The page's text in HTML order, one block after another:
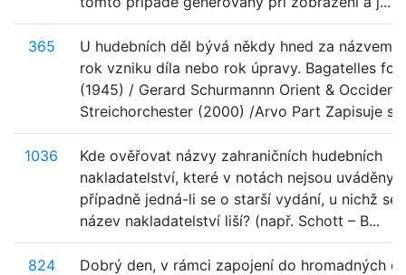
365
U hudebních děl bývá někdy hned za názvem
rok vzniku díla nebo rok úpravy. Bagatelles for
(1945) / Gerard Schurmannn Orient & Occident
Streichorchester (2000) /Arvo Part Zapisuje
1036
Kde ověřovat názvy zahraničních hudebních
nakladatelství, které v notách nejsou uváděny
případně jedná-li se o starší vydání, u nichž se
název nakladatelství liší? (např. Schott – B...
824
Dobrý den, v rámci zapojení do hromadných